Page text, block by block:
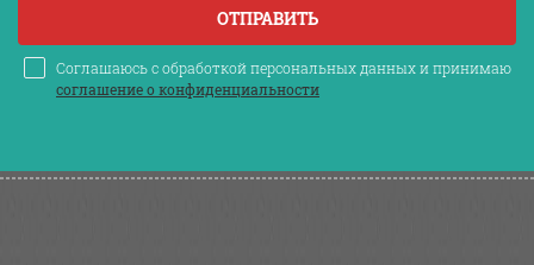
ОТПРАВИТЬ
Соглашаюсь с обработкой персональных данных и принимаю
соглашение о конфиденциальности